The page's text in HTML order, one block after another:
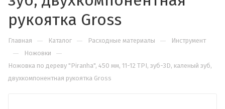
рукоятка Gross
Главная — Каталог — Расходные материалы — Инструмент
— Ножовки —
Ножовка по дереву "Piranha", 450 мм, 11-12 TPI, зуб-3D, каленый зуб,
двухкомпонентная рукоятка Gross